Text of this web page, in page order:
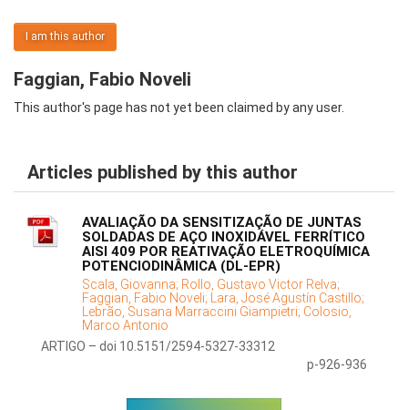
I am this author
Faggian, Fabio Noveli
This author's page has not yet been claimed by any user.
Articles published by this author
AVALIAÇÃO DA SENSITIZAÇÃO DE JUNTAS
SOLDADAS DE AÇO INOXIDÁVEL FERRÍTICO
AISI 409 POR REATIVAÇÃO ELETROQUÍMICA
POTENCIODINÂMICA (DL-EPR)
Scala, Giovanna; Rollo, Gustavo Victor Relva;
Faggian, Fabio Noveli; Lara, José Agustín Castillo;
Lebrão, Susana Marraccini Giampietri; Colosio,
Marco Antonio
ARTIGO – doi 10.5151/2594-5327-33312
p-926-936